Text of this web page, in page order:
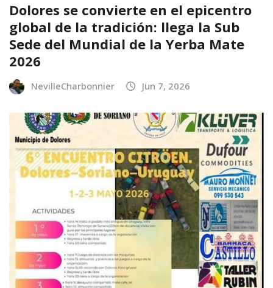
Dolores se convierte en el epicentro
global de la tradición: llega la Sub
Sede del Mundial de la Yerba Mate
2026
NevilleCharbonnier Jun 7, 2026